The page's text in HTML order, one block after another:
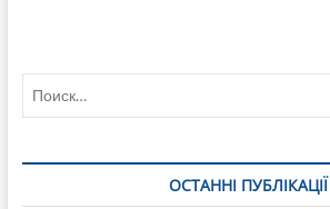
ОСТАННІ ПУБЛІКАЦІЇ